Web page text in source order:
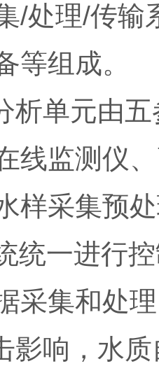
/处理/传输
等组成。
析单元由
线监测仪
样采集预
统一进行
采集和处
影响，水